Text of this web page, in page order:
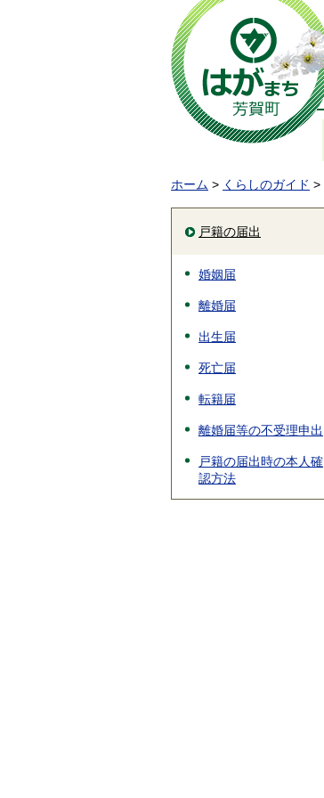
ホーム > くらしのガイド >
戸籍の届出
婚姻届
離婚届
出生届
死亡届
転籍届
離婚届等の不受理申出
戸籍の届出時の本人確
認方法